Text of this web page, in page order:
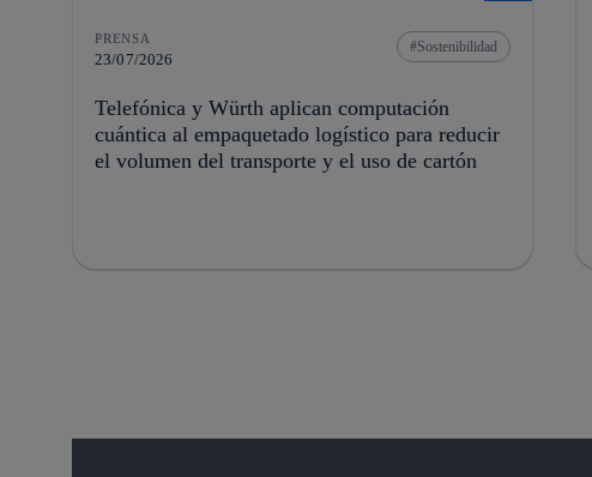
PRENSA
23/07/2026
Sostenibilidad
Telefónica y Würth aplican computación
cuántica al empaquetado logístico para reducir
el volumen del transporte y el uso de cartón